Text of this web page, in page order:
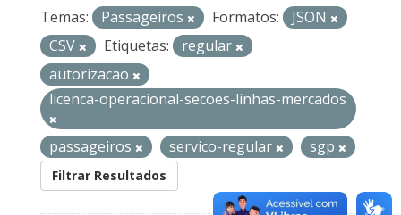
Temas:
Passageiros Formatos:
JSON
CSV
Etiquetas:
regular
autorizacao
licenca-operacional-secoes-linhas-mercados
passageiros servico-regular sgp
Filtrar Resultados